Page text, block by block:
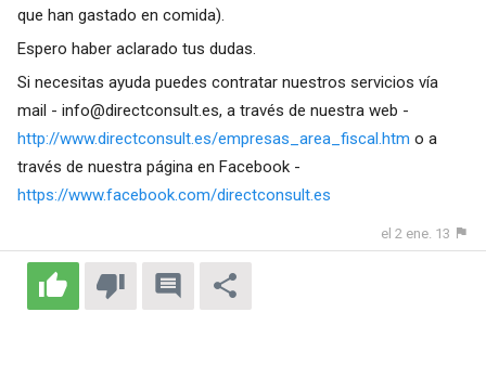
que han gastado en comida).
Espero haber aclarado tus dudas.
Si necesitas ayuda puedes contratar nuestros servicios vía
mail - info@directconsult.es, a través de nuestra web -
http://www.directconsult.es/empresas_area_fiscal.htm o a
través de nuestra página en Facebook -
https://www.facebook.com/directconsult.es
el 2 ene. 13